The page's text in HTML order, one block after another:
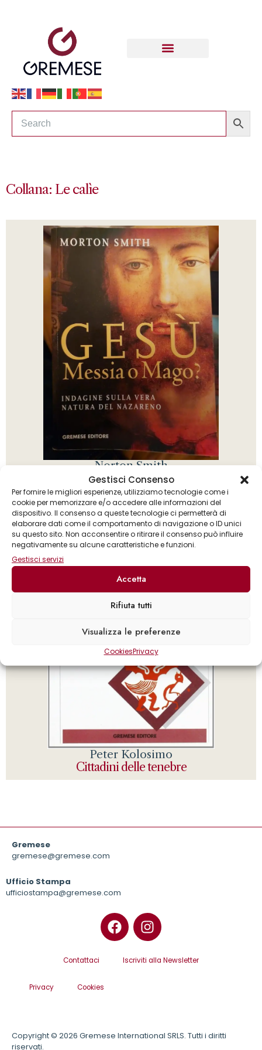
Gestisci Consenso
Per fornire le migliori esperienze, utilizziamo tecnologie come i
cookie per memorizzare e/o accedere alle informazioni del
dispositivo. Il consenso a queste tecnologie ci permetterà di
elaborare dati come il comportamento di navigazione o ID unici
su questo sito. Non acconsentire o ritirare il consenso può influire
negativamente su alcune caratteristiche e funzioni.
Gestisci servizi
Accetta
Rifiuta tutti
Visualizza le preferenze
CookiesPrivacy
Collana: Le calìe
Norton Smith
Gesù messia o mago?
Peter Kolosimo
Cittadini delle tenebre
Gremese
gremese@gremese.com
Ufficio Stampa
ufficiostampa@gremese.com
Contattaci Iscriviti alla Newsletter
Privacy Cookies
Copyright © 2026 Gremese International SRLS. Tutti i diritti
riservati.